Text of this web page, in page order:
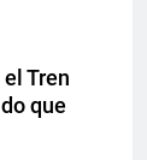
Tren
que